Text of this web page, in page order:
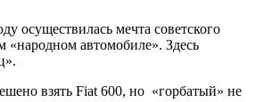
осуществилась мечта советского
«народном автомобиле». Здесь
взять Fiat 600, но «горбатый» не